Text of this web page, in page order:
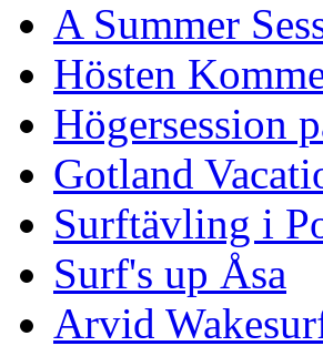
A Summer
Hösten
Högersession
Gotland
Surftävling i
Surf's up Åsa
Arvid